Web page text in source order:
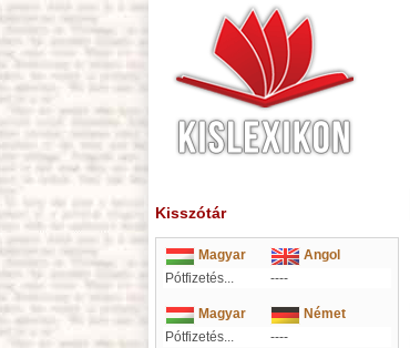
Kisszótár
Magyar
Angol
Pótfizetés...
----
Magyar
Német
Pótfizetés...
----